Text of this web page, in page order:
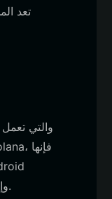
وإضافات المتصفح، مما يضمن بقاء مفاتيحك الخاصة تحت سيطرتك الكاملة في جميع الأوقات من خلال بروتوكولات الحفظ الذاتي.